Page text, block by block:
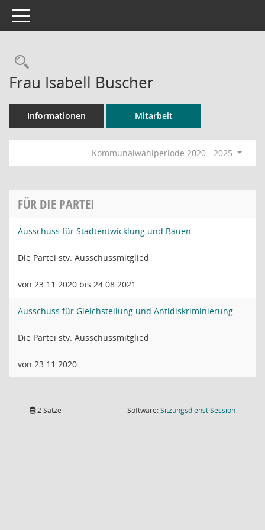
Toggle navigation
Rechercheauswahl
Frau Isabell Buscher
Informationen Mitarbeit
Kommunalwahlperiode 2020 - 2025
FÜR DIE PARTEI
Ausschuss für Stadtentwicklung und Bauen
Die Partei stv. Ausschussmitglied
von 23.11.2020 bis 24.08.2021
Ausschuss für Gleichstellung und Antidiskriminierung
Die Partei stv. Ausschussmitglied
von 23.11.2020
2 Sätze Software:SitzungsdienstSession(Wird in